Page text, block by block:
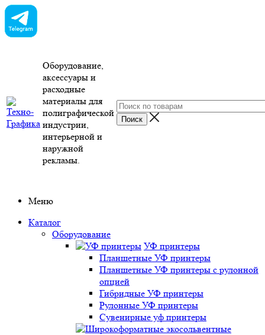
Оборудование,
аксессуары и
расходные
материалы для
полиграфической
индустрии,
интерьерной и
наружной
рекламы.
Меню
Каталог
Оборудование
УФ принтеры
Планшетные УФ принтеры
Планшетные УФ принтеры с рулонной
опцией
Гибридные УФ принтеры
Рулонные УФ принтеры
Сувенирные уф принтеры